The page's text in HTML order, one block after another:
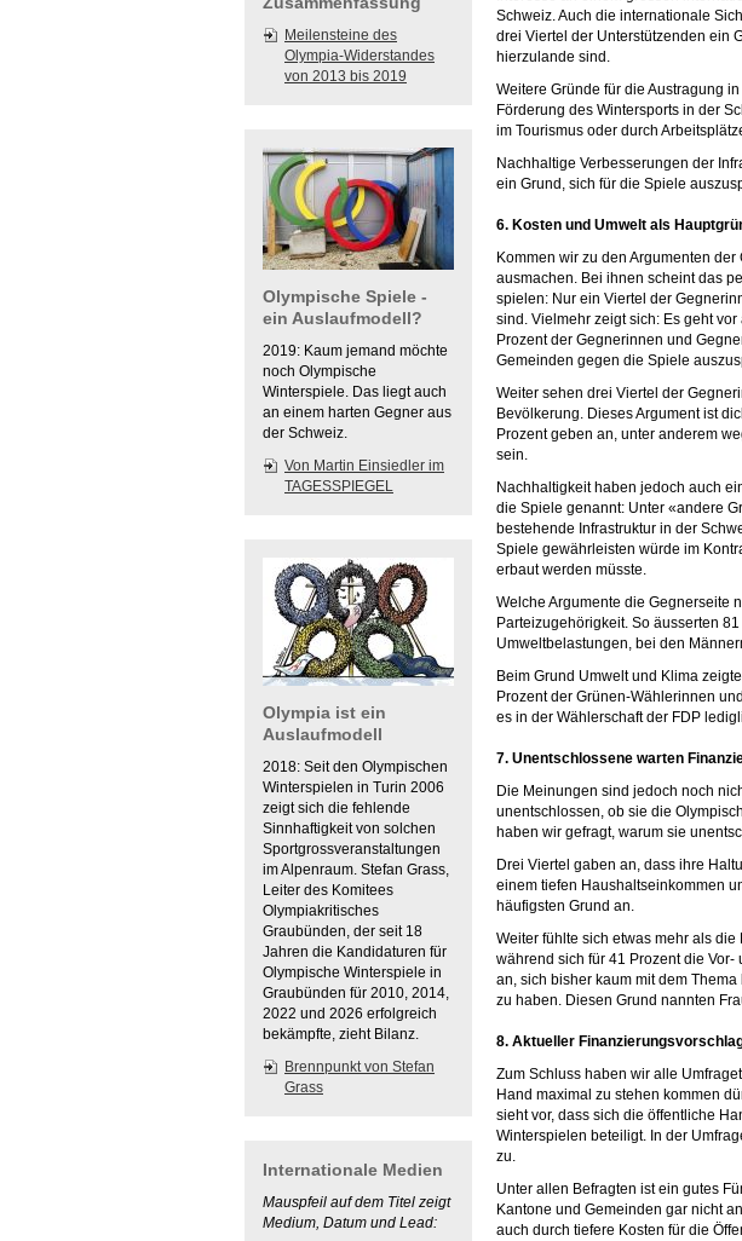
Meilensteine des
Olympia-Widerstandes
von 2013 bis 2019
Olympische Spiele -
ein Auslaufmodell?
2019: Kaum jemand möchte
noch Olympische
Winterspiele. Das liegt auch
an einem harten Gegner aus
der Schweiz.
Von Martin Einsiedler im
TAGESSPIEGEL
Olympia ist ein
Auslaufmodell
2018: Seit den Olympischen
Winterspielen in Turin 2006
zeigt sich die fehlende
Sinnhaftigkeit von solchen
Sportgrossveranstaltungen
im Alpenraum. Stefan Grass,
Leiter des Komitees
Olympiakritisches
Graubünden, der seit 18
Jahren die Kandidaturen für
Olympische Winterspiele in
Graubünden für 2010, 2014,
2022 und 2026 erfolgreich
bekämpfte, zieht Bilanz.
Brennpunkt von Stefan
Grass
Internationale Medien
Mauspfeil auf dem Titel zeigt
Medium, Datum und Lead:
Schweiz. Auch die internationale
drei Viertel der Unterstützenden ein
hierzulande sind.
Weitere Gründe für die Austragung
Förderung des Wintersports in der
im Tourismus oder durch
Nachhaltige Verbesserungen der
ein Grund, sich für die Spiele
6. Kosten und Umwelt als
Kommen wir zu den Argumenten
ausmachen. Bei ihnen scheint das
spielen: Nur ein Viertel der
sind. Vielmehr zeigt sich: Es geht
Prozent der Gegnerinnen und
Gemeinden gegen die Spiele
Weiter sehen drei Viertel der
Bevölkerung. Dieses Argument ist
Prozent geben an, unter anderem
sein.
Nachhaltigkeit haben jedoch auch
die Spiele genannt: Unter «andere
bestehende Infrastruktur in der
Spiele gewährleisten würde im
erbaut werden müsste.
Welche Argumente die Gegnerseite
Parteizugehörigkeit. So äusserten
Umweltbelastungen, bei den
Beim Grund Umwelt und Klima
Prozent der Grünen-Wählerinnen
es in der Wählerschaft der FDP
7. Unentschlossene warten
Die Meinungen sind jedoch noch
unentschlossen, ob sie die
haben wir gefragt, warum sie
Drei Viertel gaben an, dass ihre
einem tiefen Haushaltseinkommen
häufigsten Grund an.
Weiter fühlte sich etwas mehr als
während sich für 41 Prozent die
an, sich bisher kaum mit dem
zu haben. Diesen Grund nannten
8. Aktueller
Zum Schluss haben wir alle
Hand maximal zu stehen kommen
sieht vor, dass sich die öffentliche
Winterspielen beteiligt. In der
zu.
Unter allen Befragten ist ein gutes
Kantone und Gemeinden gar nicht
auch durch tiefere Kosten für die